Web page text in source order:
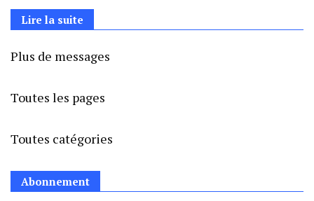
Lire la suite
Plus de messages
Toutes les pages
Toutes catégories
Abonnement